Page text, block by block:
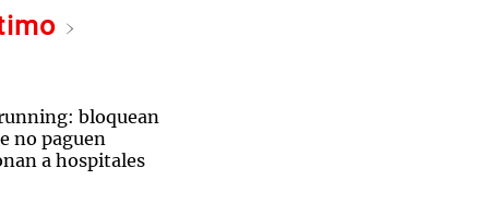
bloquean
no paguen
a hospitales